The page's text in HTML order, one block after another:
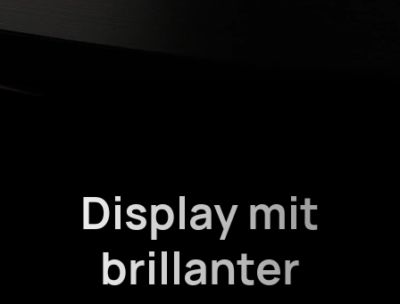
Display mit
brillanter